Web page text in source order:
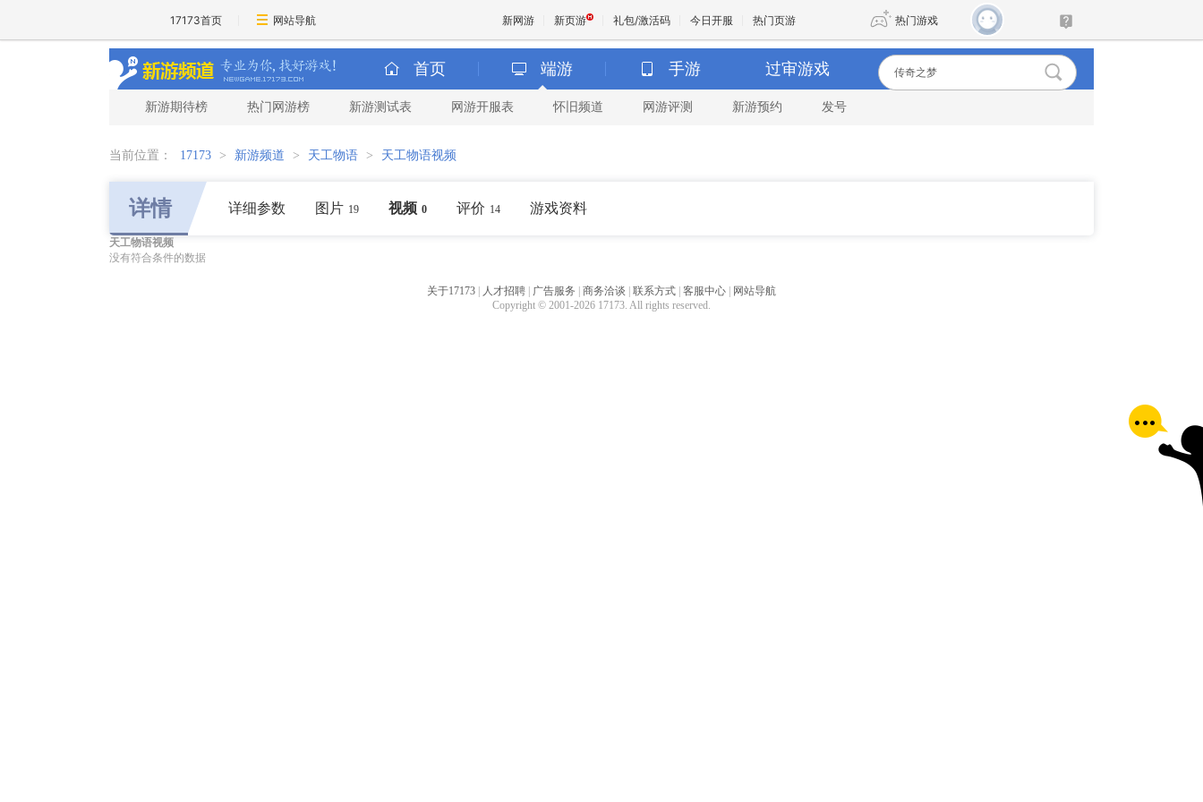
17173首页 网站导航 新网游 新页游 礼包/激活码 今日开服 热门页游 热门游戏
魔兽 DNF
首页 端游 手游 过审游戏
新游期待榜 热门网游榜 新游测试表 网游开服表 怀旧频道 网游评测 新游预约 发号
当前位置： 17173 > 新游频道 > 天工物语 > 天工物语视频
详情 详细参数 图片 19 视频 0 评价 14 游戏资料
天工物语视频
没有符合条件的数据
关于17173 人才招聘 广告服务 商务洽谈 联系方式 客服中心
网站导航
Copyright © 2001-2026 17173. All rights reserved.